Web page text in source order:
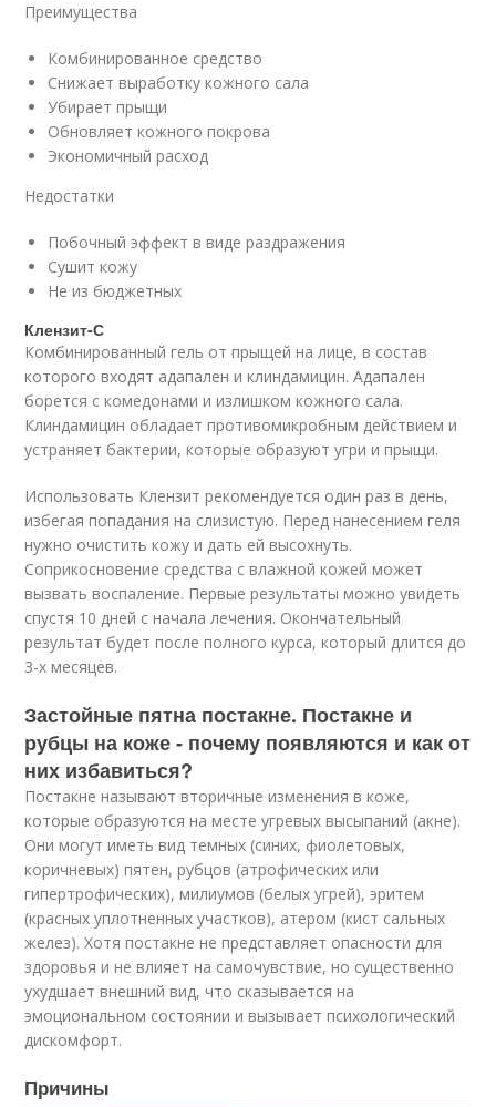
Преимущества
Комбинированное средство
Снижает выработку кожного сала
Убирает прыщи
Обновляет кожного покрова
Экономичный расход
Недостатки
Побочный эффект в виде раздражения
Сушит кожу
Не из бюджетных
Клензит-С
Комбинированный гель от прыщей на лице, в состав
которого входят адапален и клиндамицин. Адапален
борется с комедонами и излишком кожного сала.
Клиндамицин обладает противомикробным действием и
устраняет бактерии, которые образуют угри и прыщи.
Использовать Клензит рекомендуется один раз в день,
избегая попадания на слизистую. Перед нанесением геля
нужно очистить кожу и дать ей высохнуть.
Соприкосновение средства с влажной кожей может
вызвать воспаление. Первые результаты можно увидеть
спустя 10 дней с начала лечения. Окончательный
результат будет после полного курса, который длится до
3-х месяцев.
Застойные пятна постакне. Постакне и
рубцы на коже - почему появляются и как от
них избавиться?
Постакне называют вторичные изменения в коже,
которые образуются на месте угревых высыпаний (акне).
Они могут иметь вид темных (синих, фиолетовых,
коричневых) пятен, рубцов (атрофических или
гипертрофических), милиумов (белых угрей), эритем
(красных уплотненных участков), атером (кист сальных
желез). Хотя постакне не представляет опасности для
здоровья и не влияет на самочувствие, но существенно
ухудшает внешний вид, что сказывается на
эмоциональном состоянии и вызывает психологический
дискомфорт.
Причины